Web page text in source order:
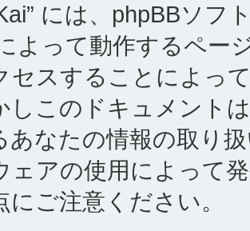
には、phpBBソフ
よって動作するペー
セスすることによっ
しこのドキュメント
あなたの情報の取り
ェアの使用によって
にご注意ください。